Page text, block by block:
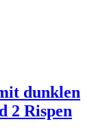
dunklen
2 Rispen